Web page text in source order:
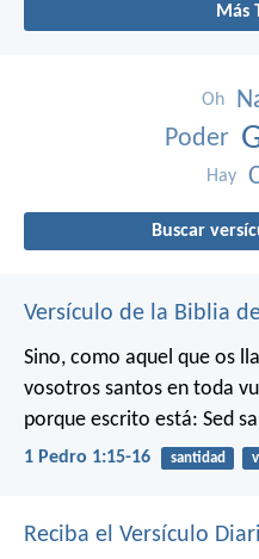
Más
Oh
Poder
Hay
Buscar
Versículo de la Biblia
Sino, como aquel que os
vosotros santos en toda
porque escrito está: Sed
1 Pedro 1:15-16 santidad
Reciba el Versículo